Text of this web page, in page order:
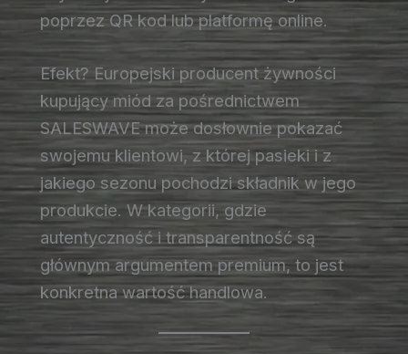
poprzez QR kod lub platformę online.
Efekt? Europejski producent żywności
kupujący miód za pośrednictwem
SALESWAVE może dosłownie pokazać
swojemu klientowi, z której pasieki i z
jakiego sezonu pochodzi składnik w jego
produkcie. W kategorii, gdzie
autentyczność i transparentność są
głównym argumentem premium, to jest
konkretna wartość handlowa.